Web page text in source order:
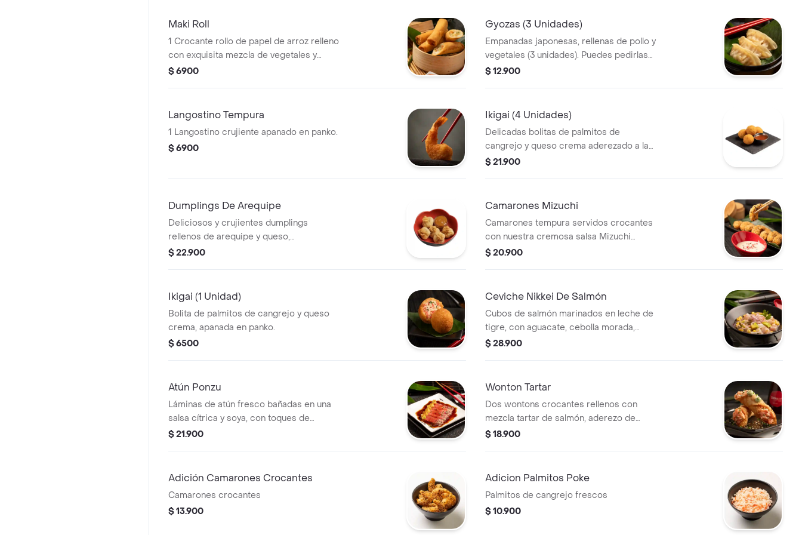
Maki Roll
1 Crocante rollo de papel de arroz relleno
con exquisita mezcla de vegetales y
queso tofu.
$ 6900
Gyozas (3 Unidades)
Empanadas japonesas, rellenas de pollo y
vegetales (3 unidades). Puedes pedirlas
fritas o a la plancha.
$ 12.900
Langostino Tempura
1 Langostino crujiente apanado en panko.
$ 6900
Ikigai (4 Unidades)
Delicadas bolitas de palmitos de
cangrejo y queso crema aderezado a la
tempura.
$ 21.900
Dumplings De Arequipe
Deliciosos y crujientes dumplings
rellenos de arequipe y queso,
acompañados con salsa de arequipe
$ 22.900
Camarones Mizuchi
Camarones tempura servidos crocantes
con nuestra cremosa salsa Mizuchi
aparte. Una entrada irresistible para
$ 20.900
Ikigai (1 Unidad)
Bolita de palmitos de cangrejo y queso
crema, apanada en panko.
$ 6500
Ceviche Nikkei De Salmón
Cubos de salmón marinados en leche de
tigre, con aguacate, cebolla morada,
quinua crocante y maíz tostado. Una
$ 28.900
Atún Ponzu
Láminas de atún fresco bañadas en una
salsa cítrica y soya, con toques de
ajonjolí, jengibre y togarashi. Una
$ 21.900
Wonton Tartar
Dos wontons crocantes rellenos con
mezcla tartar de salmón, aderezo de
cilantro, mayonesa sriracha, ajonjolí y
$ 18.900
Adición Camarones Crocantes
Camarones crocantes
$ 13.900
Adicion Palmitos Poke
Palmitos de cangrejo frescos
$ 10.900